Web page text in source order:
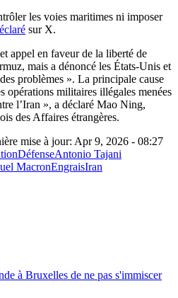
les voies maritimes ni imposer
sur X.
appel en faveur de la liberté de
mais a dénoncé les États-Unis et
problèmes ». La principale cause
opérations militaires illégales menées
l’Iran », a déclaré Mao Ning,
des Affaires étrangères.
mise à jour: Apr 9, 2026 - 08:27
DéfenseAntonio Tajani
MacronEngraisIran
à Bruxelles de ne pas s'immiscer